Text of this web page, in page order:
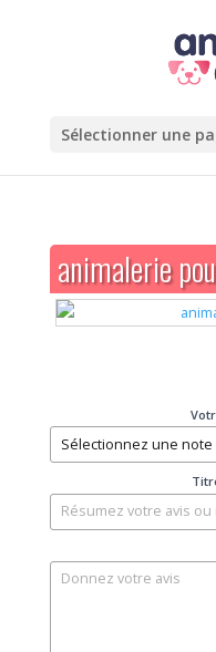
Sélectionner une
animalerie